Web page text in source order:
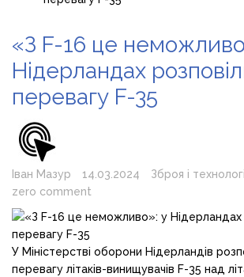
«З F-16 це
Нідерландах
перевагу F-35
Іван Мазур 14.03.2024
Зброя і
zero comment
У Міністерстві оборони Нідерландів
перевагу літаків-винищувачів F-35 над